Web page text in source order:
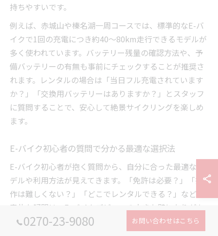
持ちやすいです。
例えば、赤城山や榛名湖一周コースでは、標準的なE-バ
イクで1回の充電につき約40〜80km走行できるモデルが
多く使われています。バッテリー残量の確認方法や、予
備バッテリーの有無も事前にチェックすることが推奨さ
れます。レンタルの場合は「当日フル充電されています
か？」「交換用バッテリーはありますか？」とスタッフ
に質問することで、安心して絶景サイクリングを楽しめ
ます。
E-バイク初心者の質問で分かる最適な選択法
E-バイク初心者が抱く質問から、自分に合った最適なモ
デルや利用方法が見えてきます。「免許は必要？」「操
作は難しくない？」「どこでレンタルできる？」などの
素朴な疑問は、E-バイクデビューの大きな壁になりがち
です。群馬県では観光地周辺にレンタル拠点が多く、操
0270-23-9080 お問い合わせはこちら